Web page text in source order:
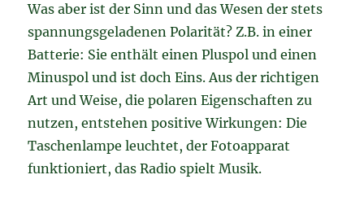
Was aber ist der Sinn und das Wesen der stets
spannungsgeladenen Polarität? Z.B. in einer
Batterie: Sie enthält einen Pluspol und einen
Minuspol und ist doch Eins. Aus der richtigen
Art und Weise, die polaren Eigenschaften zu
nutzen, entstehen positive Wirkungen: Die
Taschenlampe leuchtet, der Fotoapparat
funktioniert, das Radio spielt Musik.